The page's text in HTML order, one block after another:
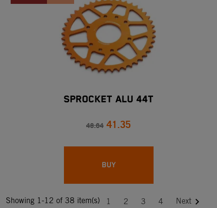
SPROCKET ALU 44T
48.64 41.35
BUY
Showing 1-12 of 38 item(s) 1 2 3 4 Next 